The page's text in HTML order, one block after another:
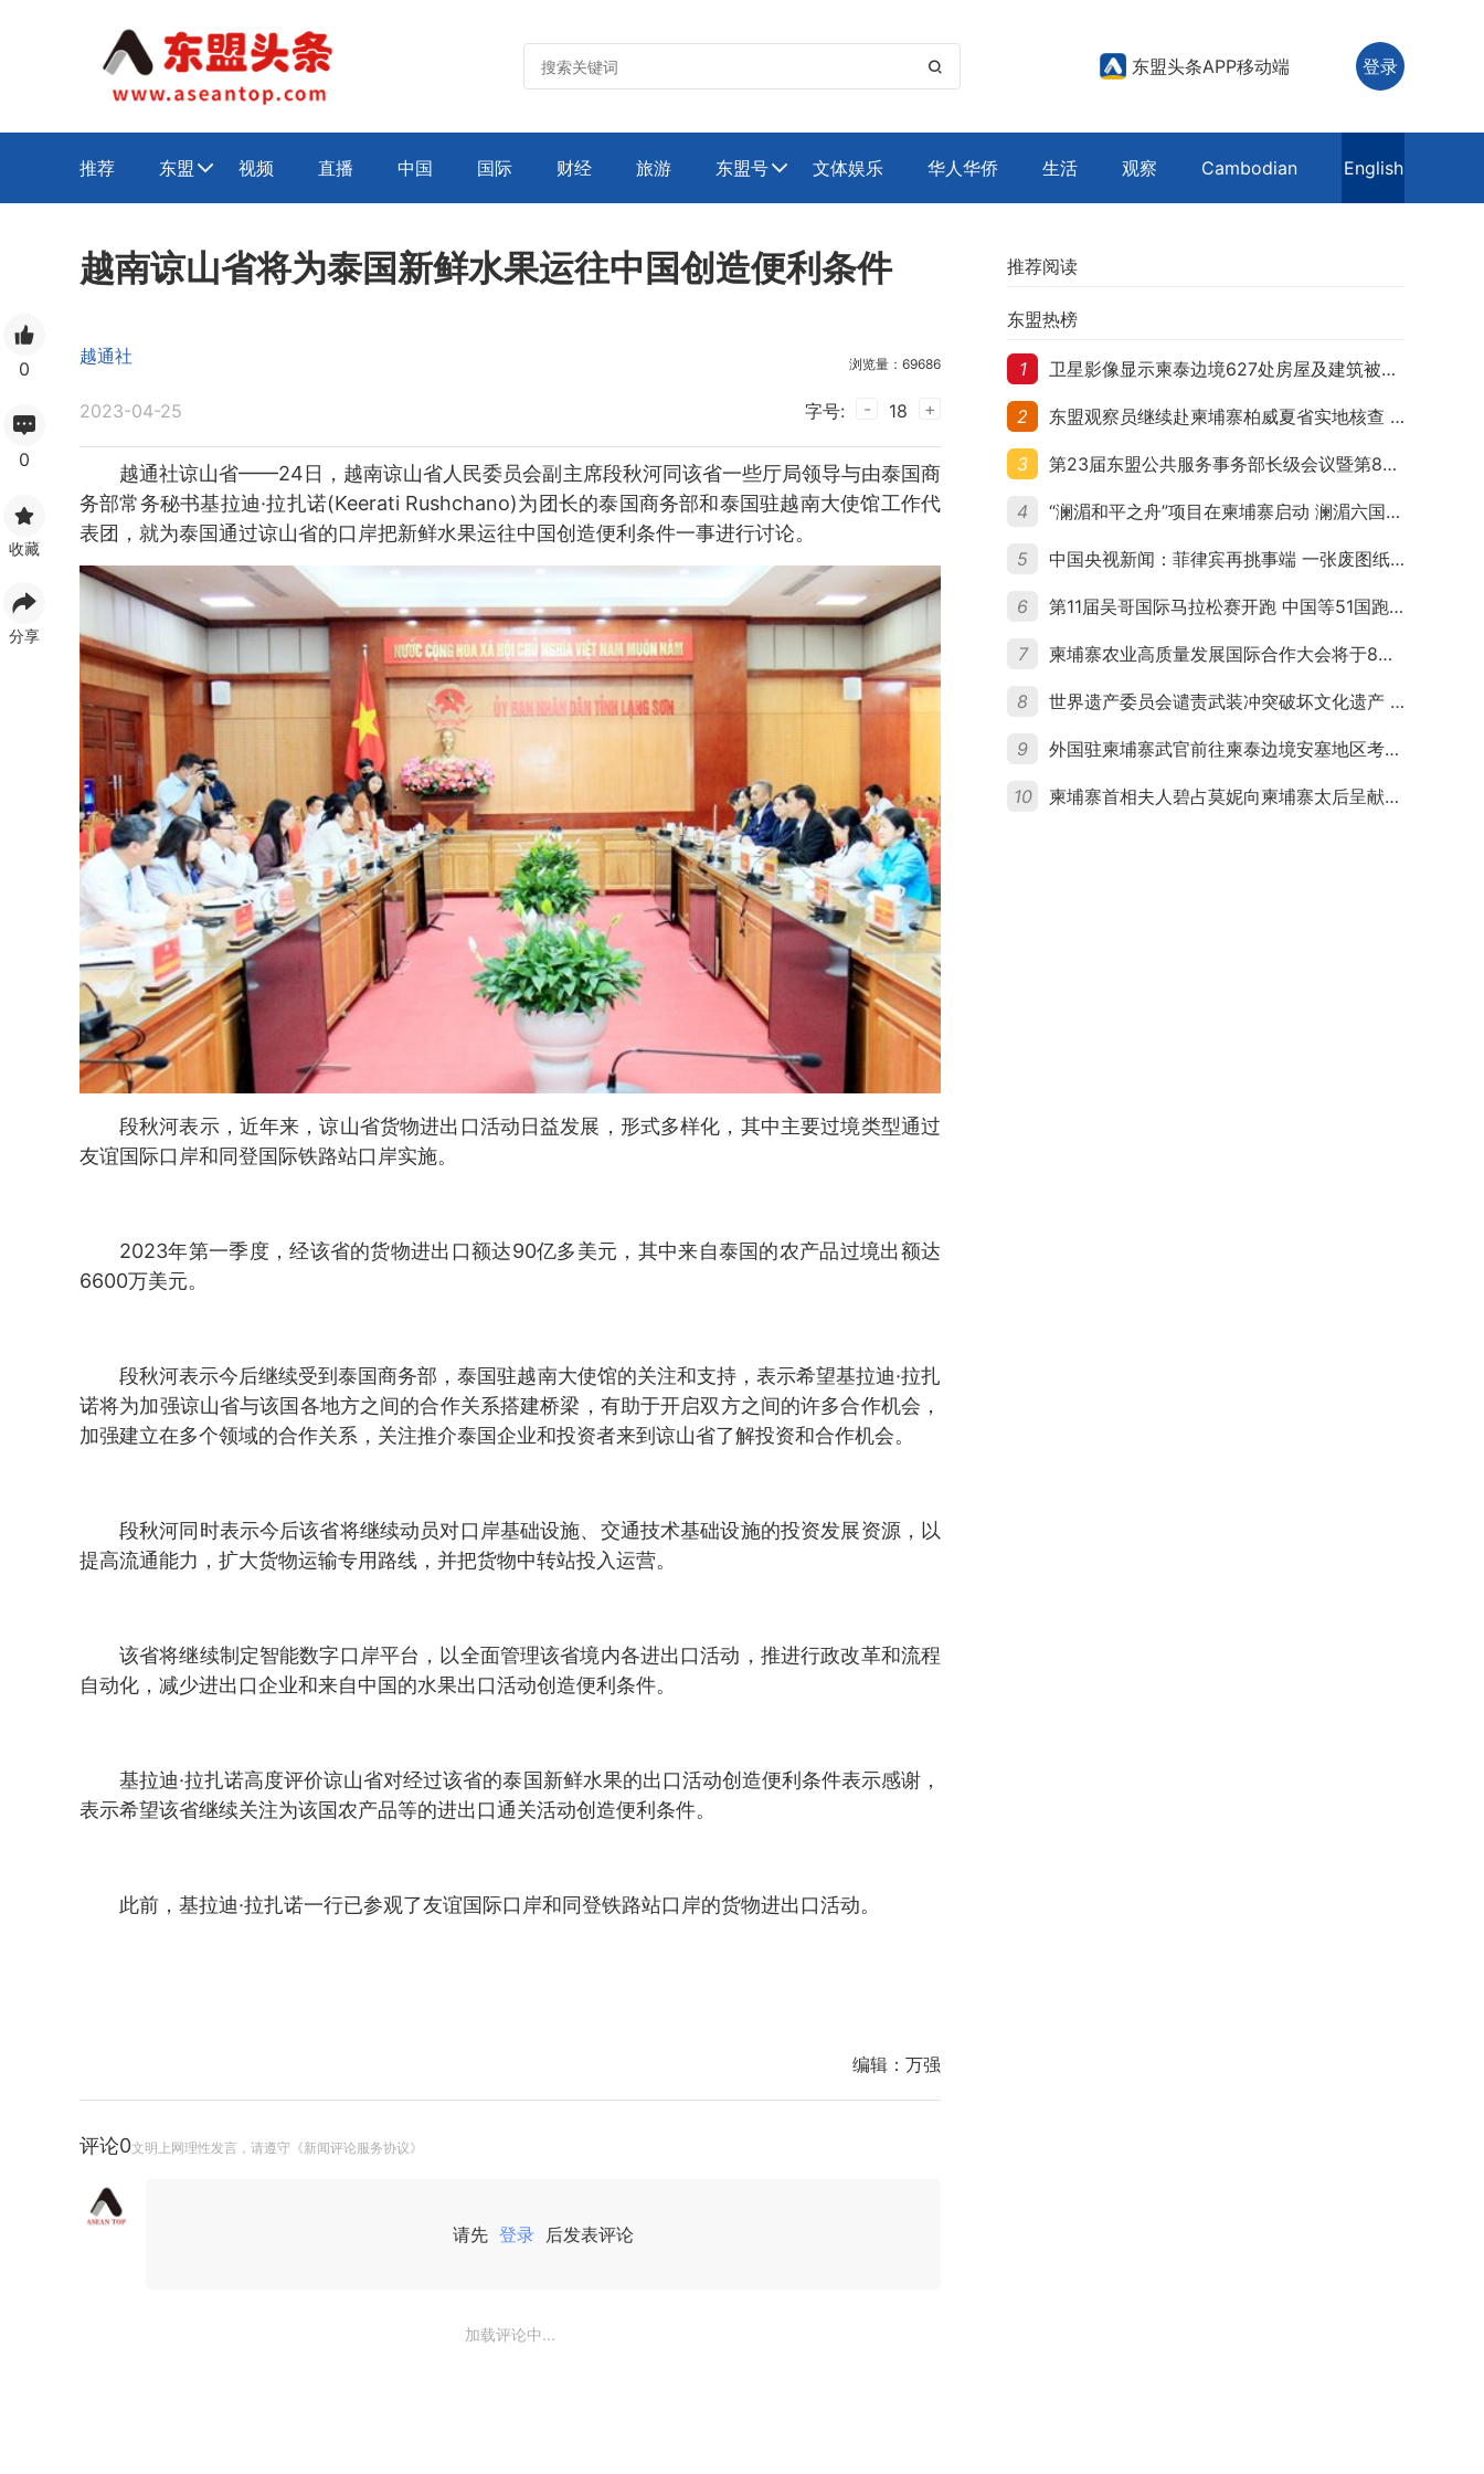
 东盟头条APP移动端 登录
推荐 东盟  视频 直播 中国 国际 财经 旅游 东盟号 文体娱乐 华人华侨 生活 观察 Cambodian English
0
0
收藏
分享
越南谅山省将为泰国新鲜水果运往中国创造便利条件
越通社 浏览量：69686
2023-04-25 字号: - 18 +
越通社谅山省——24日，越南谅山省人民委员会副主席段秋河同该省一些厅局领导与由泰国商
务部常务秘书基拉迪·拉扎诺(Keerati Rushchano)为团长的泰国商务部和泰国驻越南大使馆工作代
表团，就为泰国通过谅山省的口岸把新鲜水果运往中国创造便利条件一事进行讨论。
段秋河表示，近年来，谅山省货物进出口活动日益发展，形式多样化，其中主要过境类型通过
友谊国际口岸和同登国际铁路站口岸实施。
2023年第一季度，经该省的货物进出口额达90亿多美元，其中来自泰国的农产品过境出额达
6600万美元。
段秋河表示今后继续受到泰国商务部，泰国驻越南大使馆的关注和支持，表示希望基拉迪·拉扎
诺将为加强谅山省与该国各地方之间的合作关系搭建桥梁，有助于开启双方之间的许多合作机会，
加强建立在多个领域的合作关系，关注推介泰国企业和投资者来到谅山省了解投资和合作机会。
段秋河同时表示今后该省将继续动员对口岸基础设施、交通技术基础设施的投资发展资源，以
提高流通能力，扩大货物运输专用路线，并把货物中转站投入运营。
该省将继续制定智能数字口岸平台，以全面管理该省境内各进出口活动，推进行政改革和流程
自动化，减少进出口企业和来自中国的水果出口活动创造便利条件。
基拉迪·拉扎诺高度评价谅山省对经过该省的泰国新鲜水果的出口活动创造便利条件表示感谢，
表示希望该省继续关注为该国农产品等的进出口通关活动创造便利条件。
此前，基拉迪·拉扎诺一行已参观了友谊国际口岸和同登铁路站口岸的货物进出口活动。
编辑： 万强
评论0文明上网理性发言，请遵守《新闻评论服务协议》
请先 登录 后发表评论
加载评论中...
推荐阅读
东盟热榜
1 卫星影像显示柬泰边境627处房屋及建筑被夷平 人权组织呼吁保护平民财产
2 东盟观察员继续赴柬埔寨柏威夏省实地核查 走访遭袭柬埔寨平民村庄
3 第23届东盟公共服务事务部长级会议暨第8届东盟与中日韩公共服务事务部长级会议在柬埔寨暹粒开幕
4 “澜湄和平之舟”项目在柬埔寨启动 澜湄六国青年共话和平与发展
5 中国央视新闻：菲律宾再挑事端 一张废图纸划不走中国黄岩岛
6 第11届吴哥国际马拉松赛开跑 中国等51国跑者齐聚暹粒
7 柬埔寨农业高质量发展国际合作大会将于8月20日举行
8 世界遗产委员会谴责武装冲突破坏文化遗产 柬埔寨呼吁依法追责并加强国际合作
9 外国驻柬埔寨武官前往柬泰边境安塞地区考察 柬方介绍“危险握手”事件及边境情况
10 柬埔寨首相夫人碧占莫妮向柬埔寨太后呈献世界女童军“卓越领袖奖”